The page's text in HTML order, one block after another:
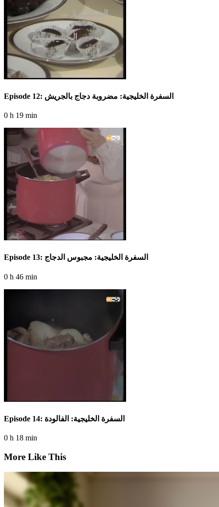
Episode 12: السفرة الخليجية: مضروبة دجاج بالجريش
0 h 19 min
Episode 13: السفرة الخليجية: مجبوس الدجاج
0 h 46 min
Episode 14: السفرة الخليجية: الفالودة
0 h 18 min
More Like This